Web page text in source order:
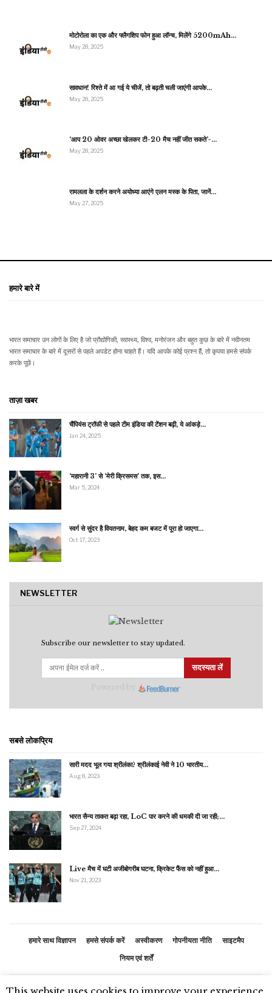
मोटोरोला का एक और फ्लैगशिप फोन हुआ लॉन्च, मिलेंगे 5200mAh…
May 28, 2025
सावधान! रिश्ते में आ गई ये चीजें, तो बढ़ती चली जाएंगी आपके…
May 28, 2025
‘आप 20 ओवर अच्छा खेलकर टी-20 मैच नहीं जीत सकते’-…
May 28, 2025
रामलला के दर्शन करने अयोध्या आएंगे एलन मस्क के पिता, जानें…
May 27, 2025
हमारे बारे में
भारत समाचार उन लोगों के लिए है जो प्रौद्योगिकी, स्वास्थ्य, विश्व, मनोरंजन और बहुत कुछ के बारे में नवीनतम
भारत समाचार के बारे में दूसरों से पहले अपडेट होना चाहते हैं। यदि आपके कोई प्रश्न हैं, तो कृपया हमसे संपर्क
करके पूछें।
ताज़ा खबर
चैंपियंस ट्रॉफी से पहले टीम इंडिया की टेंशन बढ़ी, ये आंकड़े…
Jan 24, 2025
‘महारानी 3’ से ‘मेरी क्रिसमस’ तक, इस…
Mar 5, 2024
स्वर्ग से सुंदर है वियतनाम, बेहद कम बजट में पूरा हो जाएगा…
Oct 17, 2023
NEWSLETTER
Subscribe our newsletter to stay updated.
सदस्यता लें
सबसे लोकप्रिय
सारी मदद भूल गया श्रीलंका? श्रीलंकाई नेवी ने 10 भारतीय…
Aug 8, 2023
भारत सैन्य ताकत बढ़ा रहा, LoC पार करने की धमकी दी जा रही;…
Sep 27, 2024
Live मैच में घटी अजीबोगरीब घटना, क्रिकेट फैंस को नहीं हुआ…
Nov 21, 2023
हमारे साथ विज्ञापन हमसे संपर्क करें अस्वीकरण गोपनीयता नीति
साइटमैप
नियम एवं शर्तें